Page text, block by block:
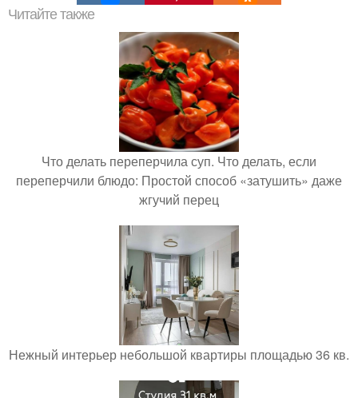
Читайте также
Что делать переперчила суп. Что делать, если
переперчили блюдо: Простой способ «затушить» даже
жгучий перец
Нежный интерьер небольшой квартиры площадью 36 кв.